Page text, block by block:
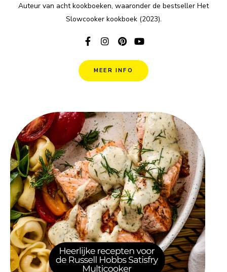
Auteur van acht kookboeken, waaronder de bestseller Het
Slowcooker kookboek (2023).
MEER INFO